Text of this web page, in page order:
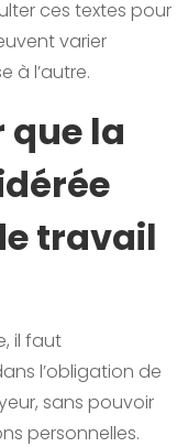
ces textes pour
varier
à l’autre.
la
travail
il faut
l’obligation de
sans pouvoir
personnelles.